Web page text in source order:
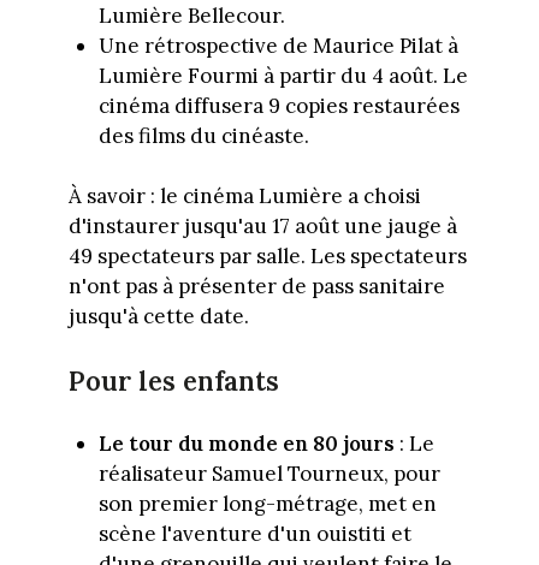
Lumière Bellecour.
Une rétrospective de Maurice Pilat à
Lumière Fourmi à partir du 4 août. Le
cinéma diffusera 9 copies restaurées
des films du cinéaste.
À savoir : le cinéma Lumière a choisi
d'instaurer jusqu'au 17 août une jauge à
49 spectateurs par salle. Les spectateurs
n'ont pas à présenter de pass sanitaire
jusqu'à cette date.
Pour les enfants
Le tour du monde en 80 jours : Le
réalisateur Samuel Tourneux, pour
son premier long-métrage, met en
scène l'aventure d'un ouistiti et